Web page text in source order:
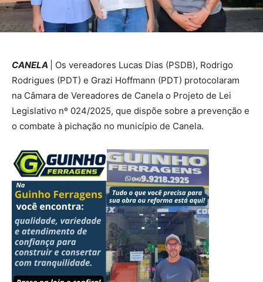
CANELA
| Os vereadores Lucas Dias (PSDB), Rodrigo
Rodrigues (PDT) e Grazi Hoffmann (PDT) protocolaram
na Câmara de Vereadores de Canela o Projeto de Lei
Legislativo nº 024/2025, que dispõe sobre a prevenção e
o combate à pichação no município de Canela.